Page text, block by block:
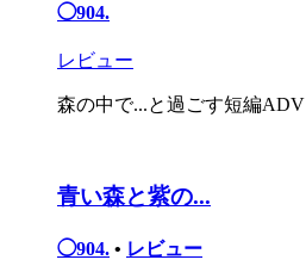
◯904.
レビュー
森の中で...と過ごす短編ADV
青い森と紫の...
◯904. • レビュー